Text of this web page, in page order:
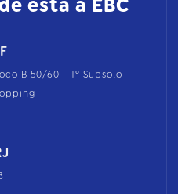
está a EBC
B 50/60 - 1º Subsolo